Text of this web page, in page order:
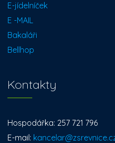
E-jídelníček
E -MAIL
Bakaláři
Bellhop
Kontakty
Hospodářka: 257 721 796
E-mail: